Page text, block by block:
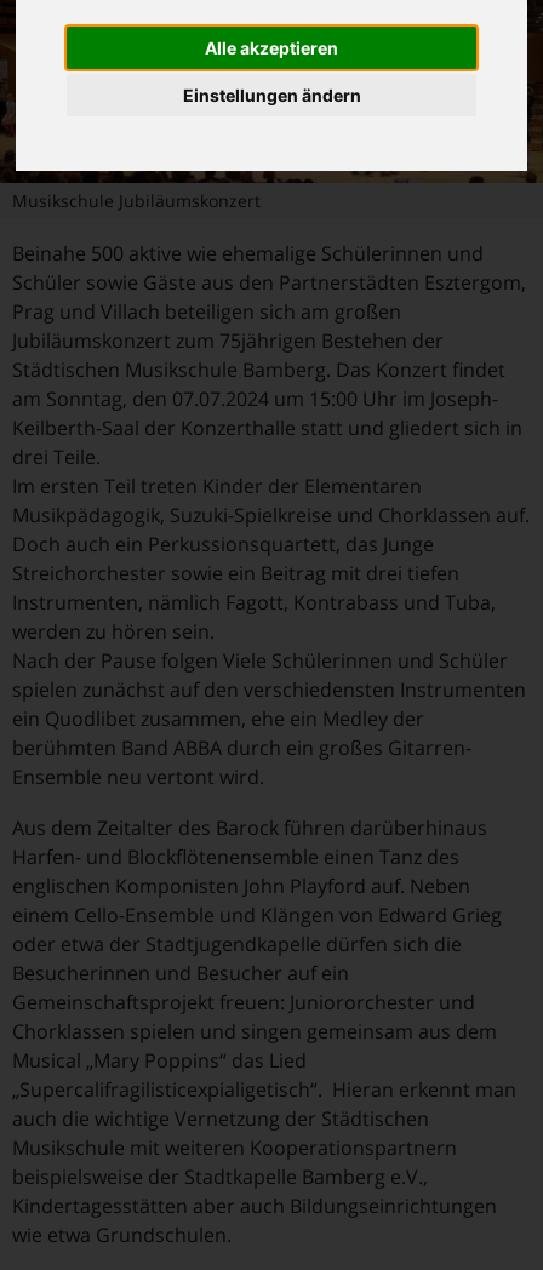
Alle akzeptieren
Einstellungen ändern
Musikschule Jubiläumskonzert
Beinahe 500 aktive wie ehemalige Schülerinnen und
Schüler sowie Gäste aus den Partnerstädten Esztergom,
Prag und Villach beteiligen sich am großen
Jubiläumskonzert zum 75jährigen Bestehen der
Städtischen Musikschule Bamberg. Das Konzert findet
am Sonntag, den 07.07.2024 um 15:00 Uhr im Joseph-
Keilberth-Saal der Konzerthalle statt und gliedert sich in
drei Teile.
Im ersten Teil treten Kinder der Elementaren
Musikpädagogik, Suzuki-Spielkreise und Chorklassen auf.
Doch auch ein Perkussionsquartett, das Junge
Streichorchester sowie ein Beitrag mit drei tiefen
Instrumenten, nämlich Fagott, Kontrabass und Tuba,
werden zu hören sein.
Nach der Pause folgen Viele Schülerinnen und Schüler
spielen zunächst auf den verschiedensten Instrumenten
ein Quodlibet zusammen, ehe ein Medley der
berühmten Band ABBA durch ein großes Gitarren-
Ensemble neu vertont wird.
Aus dem Zeitalter des Barock führen darüberhinaus
Harfen- und Blockflötenensemble einen Tanz des
englischen Komponisten John Playford auf. Neben
einem Cello-Ensemble und Klängen von Edward Grieg
oder etwa der Stadtjugendkapelle dürfen sich die
Besucherinnen und Besucher auf ein
Gemeinschaftsprojekt freuen: Juniororchester und
Chorklassen spielen und singen gemeinsam aus dem
Musical „Mary Poppins“ das Lied
„Supercalifragilisticexpialigetisch“. Hieran erkennt man
auch die wichtige Vernetzung der Städtischen
Musikschule mit weiteren Kooperationspartnern
beispielsweise der Stadtkapelle Bamberg e.V.,
Kindertagesstätten aber auch Bildungseinrichtungen
wie etwa Grundschulen.